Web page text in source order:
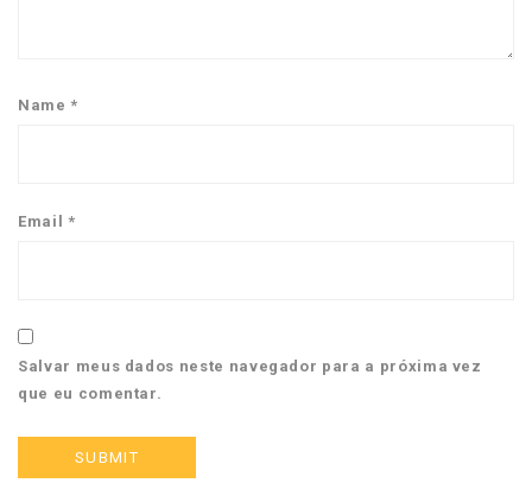
Name*
Email *
Salvar meus dados neste navegador para a próxima vez
que eu comentar.